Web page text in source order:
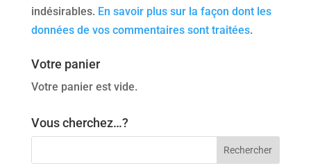
indésirables. En savoir plus sur la façon dont les
données de vos commentaires sont traitées.
Votre panier
Votre panier est vide.
Vous cherchez…?